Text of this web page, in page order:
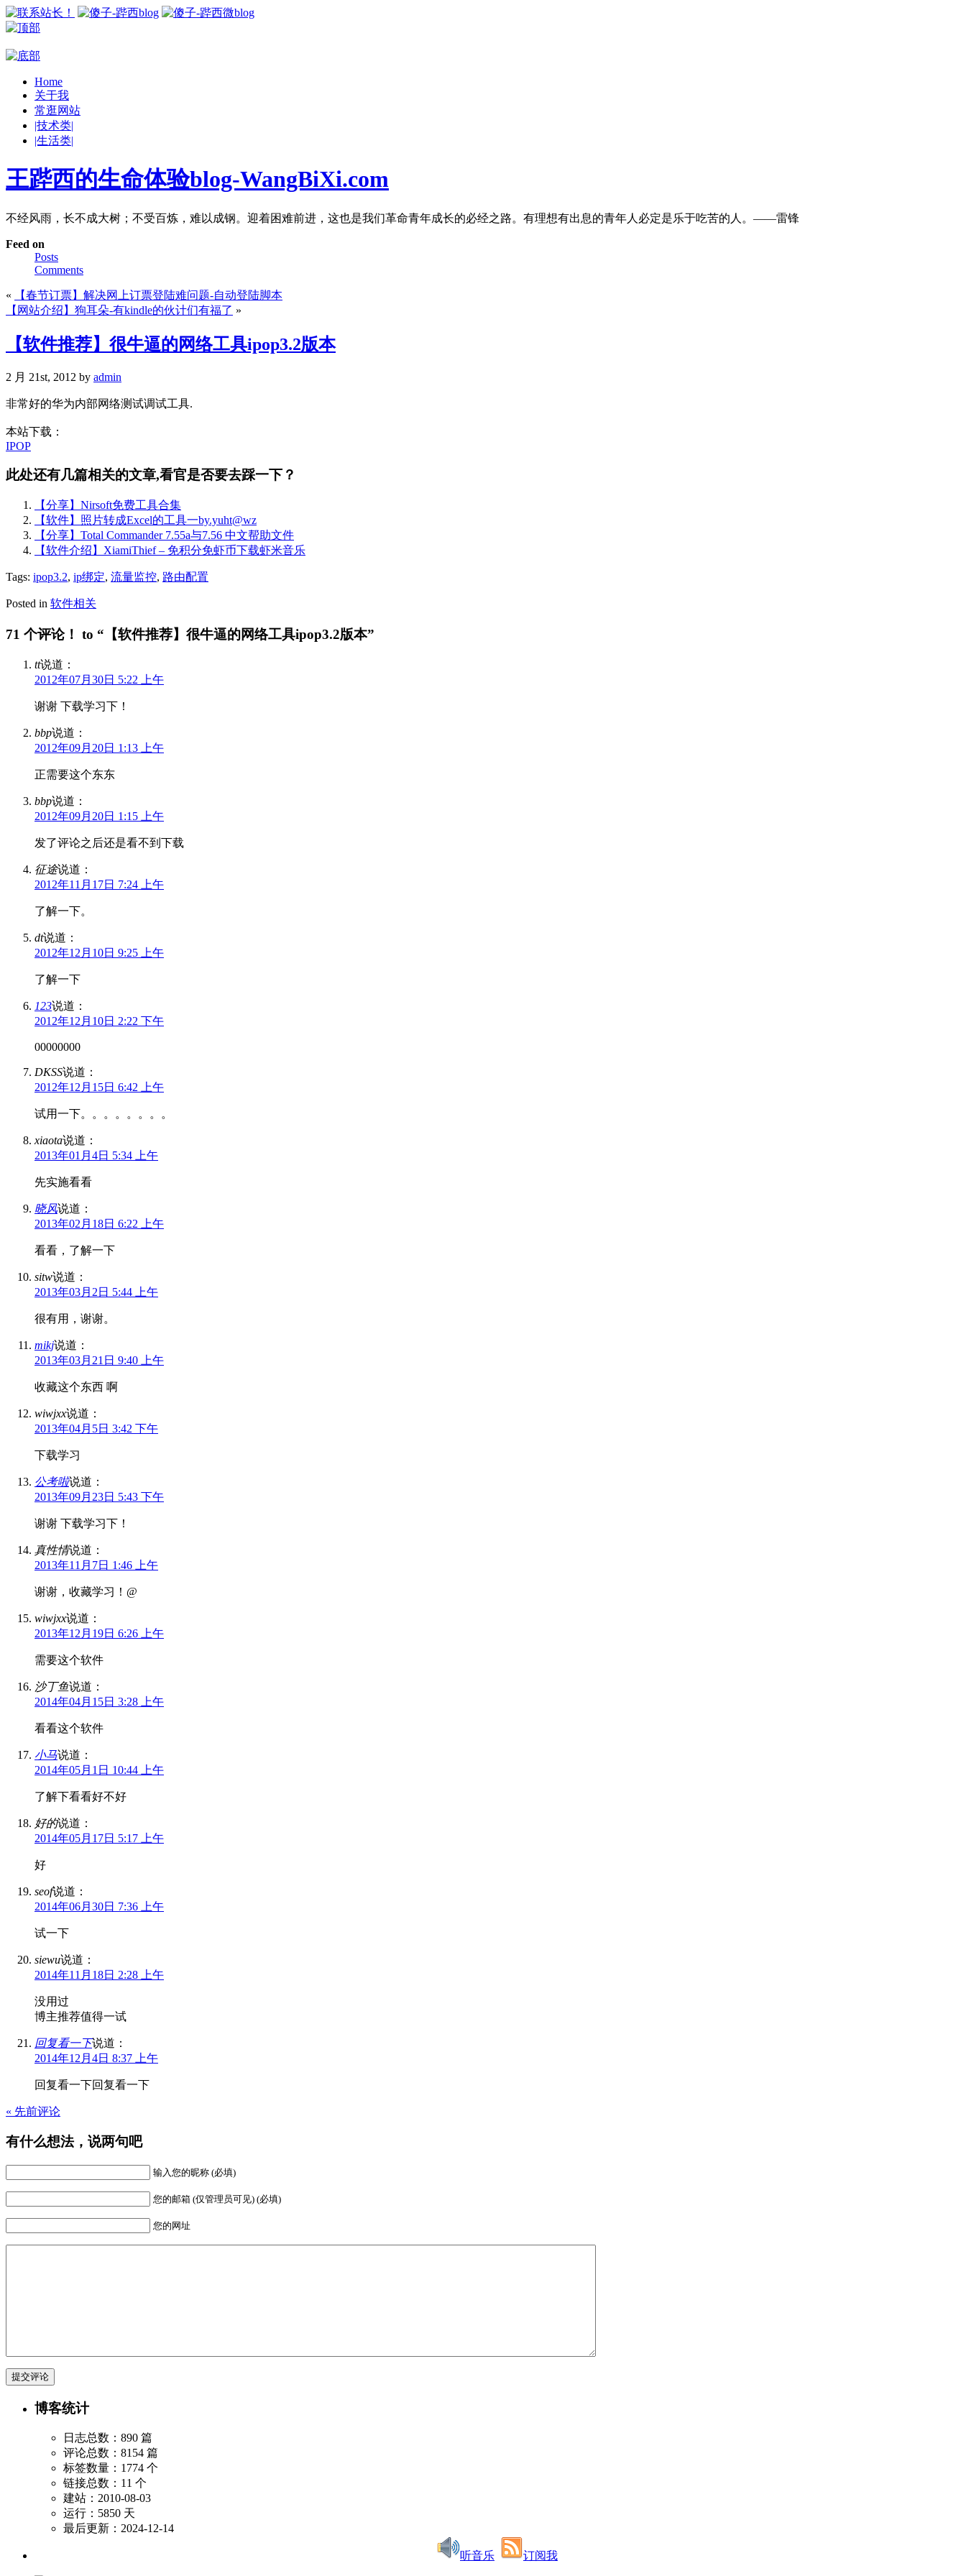
Home
关于我
常逛网站
|技术类|
|生活类|
王跸西的生命体验blog-WangBiXi.com
不经风雨，长不成大树；不受百炼，难以成钢。迎着困难前进，这也是我们革命青年成长的必经之路。有理想有出息的青年人必定是乐于吃苦的人。——雷锋
Feed on
Posts
Comments
«
【春节订票】解决网上订票登陆难问题-自动登陆脚本
【网站介绍】狗耳朵-有kindle的伙计们有福了 »
【软件推荐】很牛逼的网络工具ipop3.2版本
2 月 21st, 2012 by admin
非常好的华为内部网络测试调试工具.
本站下载：
IPOP
此处还有几篇相关的文章,看官是否要去踩一下？
【分享】Nirsoft免费工具合集
【软件】照片转成Excel的工具一by.yuht@wz
【分享】Total Commander 7.55a与7.56 中文帮助文件
【软件介绍】XiamiThief – 免积分免虾币下载虾米音乐
Tags: ipop3.2, ip绑定, 流量监控, 路由配置
Posted in 软件相关
71 个评论！ to “【软件推荐】很牛逼的网络工具ipop3.2版本”
tt说道：
2012年07月30日 5:22 上午
谢谢 下载学习下！
bbp说道：
2012年09月20日 1:13 上午
正需要这个东东
bbp说道：
2012年09月20日 1:15 上午
发了评论之后还是看不到下载
征途说道：
2012年11月17日 7:24 上午
了解一下。
dt说道：
2012年12月10日 9:25 上午
了解一下
123说道：
2012年12月10日 2:22 下午
00000000
DKSS说道：
2012年12月15日 6:42 上午
试用一下。。。。。。。。
xiaota说道：
2013年01月4日 5:34 上午
先实施看看
晓风说道：
2013年02月18日 6:22 上午
看看，了解一下
sitw说道：
2013年03月2日 5:44 上午
很有用，谢谢。
mikj说道：
2013年03月21日 9:40 上午
收藏这个东西 啊
wiwjxx说道：
2013年04月5日 3:42 下午
下载学习
公考啦说道：
2013年09月23日 5:43 下午
谢谢 下载学习下！
真性情说道：
2013年11月7日 1:46 上午
谢谢，收藏学习！@
wiwjxx说道：
2013年12月19日 6:26 上午
需要这个软件
沙丁鱼说道：
2014年04月15日 3:28 上午
看看这个软件
小马说道：
2014年05月1日 10:44 上午
了解下看看好不好
好的说道：
2014年05月17日 5:17 上午
好
seof说道：
2014年06月30日 7:36 上午
试一下
siewu说道：
2014年11月18日 2:28 上午
没用过
博主推荐值得一试
回复看一下说道：
2014年12月4日 8:37 上午
回复看一下回复看一下
« 先前评论
有什么想法，说两句吧
输入您的昵称 (必填)
您的邮箱 (仅管理员可见) (必填)
您的网址
博客统计
日志总数：890 篇
评论总数：8154 篇
标签数量：1774 个
链接总数：11 个
建站：2010-08-03
运行：5850 天
最后更新：2024-12-14
听音乐 订阅我